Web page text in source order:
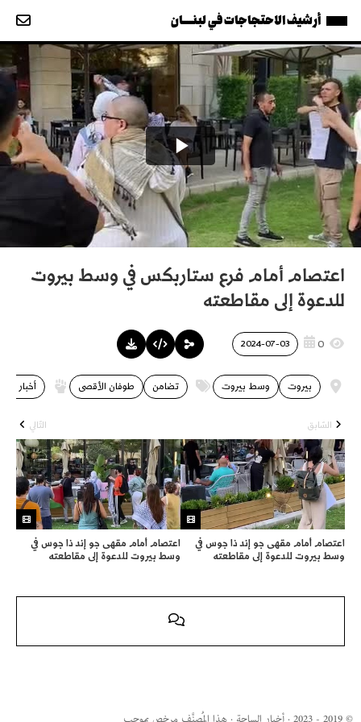
أرشيف الاحتجاجات في لبنــــان
اعتصام أمام فرع ستاربكس في وسط بيروت
للدعوة إلى مقاطعته
0
2024-07-03
بيروت وسط بيروت تضامن طوفان الأقصى أخبار
السّابق
اعتصام أمام مقهى جو إند ذا جوس في
وسط بيروت للدعوة إلى مقاطعته
التّالي
اعتصام أمام مقهى جو إند ذا جوس في
وسط بيروت للدعوة إلى مقاطعته